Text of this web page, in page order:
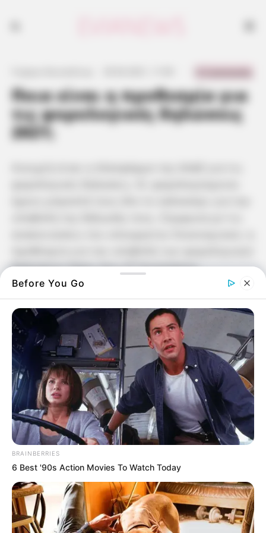
Ποια είναι η προθεσμία για
τις φορολογικές δηλώσεις
2021;
δηλώσεων λήγει στις 27 Αυγούστου.
εμπρόθεσμες οι φετινές δηλώσεις φορολογίας
εισοδήματος, Προβλέπεται δε ότι εφόσον η
δήλωση φορολογίας εισοδήματος φυσικών
προσώπων υποβληθεί μέχρι τις 28.7.2021 και
ο προκύπτων οφειλόμενος φόρος καταβληθεί
εφάπαξ, κι όχι σε οκτώ (8) ισόποσες μηνιαίες
δόσεις, μέχρι την τελευταία εργάσιμη ημέρα
του μηνός Ιουλίου 2021, παρέχεται στο
συνολικό ποσό του φόρου και των λοιπών
συμβεβαιούμενων οφειλών, έκπτωση
Βήμα – βήμα η διαδικασία
Επιλέγω το έτος για το οποίο επιθυμώ την
Before You Go
BRAINBERRIES
6 Best '90s Action Movies To Watch Today